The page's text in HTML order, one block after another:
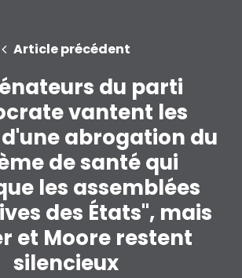
Article précédent
du parti
vantent les
abrogation du
de santé qui
les assemblées
des États", mais
et Moore restent
silencieux